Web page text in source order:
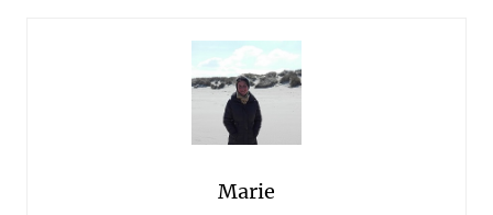
Marie